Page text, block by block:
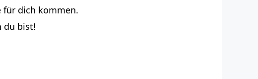
für dich kommen.
du bist!